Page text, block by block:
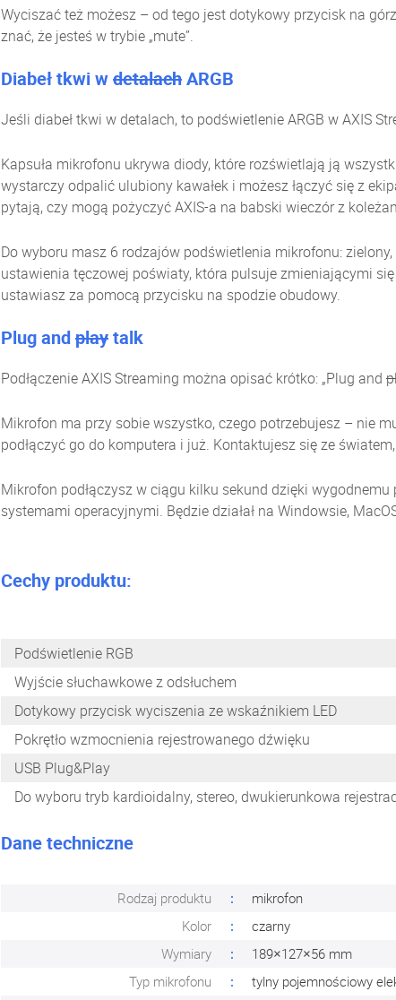
Wyciszać też możesz – od tego jest dotykowy przycisk na
znać, że jesteś w trybie „mute”.
Diabeł tkwi wdetalachARGB
Jeśli diabeł tkwi w detalach, to podświetlenie ARGB w AXIS
Kapsuła mikrofonu ukrywa diody, które rozświetlają ją
wystarczy odpalić ulubiony kawałek i możesz łączyć się z
pytają, czy mogą pożyczyć AXIS-a na babski wieczór z
Do wyboru masz 6 rodzajów podświetlenia mikrofonu:
ustawienia tęczowej poświaty, która pulsuje zmieniającymi
ustawiasz za pomocą przycisku na spodzie obudowy.
Plug andplaytalk
Podłączenie AXIS Streaming można opisać krótko: „Plug and
Mikrofon ma przy sobie wszystko, czego potrzebujesz – nie
podłączyć go do komputera i już. Kontaktujesz się ze
Mikrofon podłączysz w ciągu kilku sekund dzięki
systemami operacyjnymi. Będzie działał na Windowsie,
Cechy produktu:
Podświetlenie RGB
Wyjście słuchawkowe z odsłuchem
Dotykowy przycisk wyciszenia ze wskaźnikiem LED
Pokrętło wzmocnienia rejestrowanego dźwięku
USB Plug&Play
Do wyboru tryb kardioidalny, stereo, dwukierunkowa
Dane techniczne
Rodzaj produktu
mikrofon
Kolor
czarny
Wymiary
189×127×56 mm
Typ mikrofonu
tylny pojemnościowy